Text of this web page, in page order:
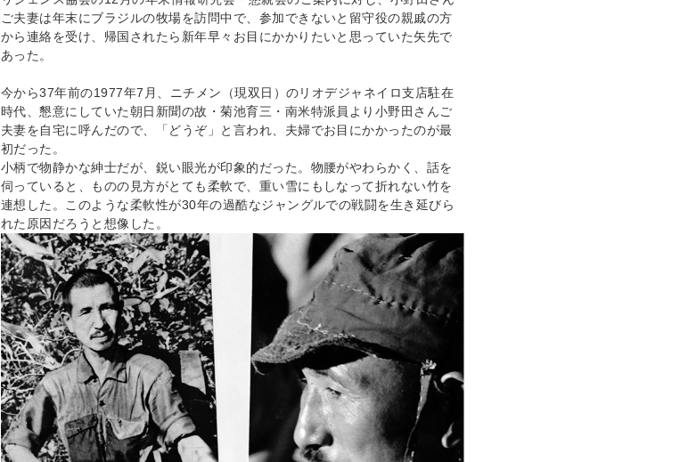
ご夫妻は年末にブラジルの牧場を訪問中で、参加できないと留守役の親戚の方
から連絡を受け、帰国されたら新年早々お目にかかりたいと思っていた矢先で
あった。
今から37年前の1977年7月、ニチメン（現双日）のリオデジャネイロ支店駐在
時代、懇意にしていた朝日新聞の故・菊池育三・南米特派員より小野田さんご
夫妻を自宅に呼んだので、「どうぞ」と言われ、夫婦でお目にかかったのが最
初だった。
小柄で物静かな紳士だが、鋭い眼光が印象的だった。物腰がやわらかく、話を
伺っていると、ものの見方がとても柔軟で、重い雪にもしなって折れない竹を
連想した。このような柔軟性が30年の過酷なジャングルでの戦闘を生き延びら
れた原因だろうと想像した。